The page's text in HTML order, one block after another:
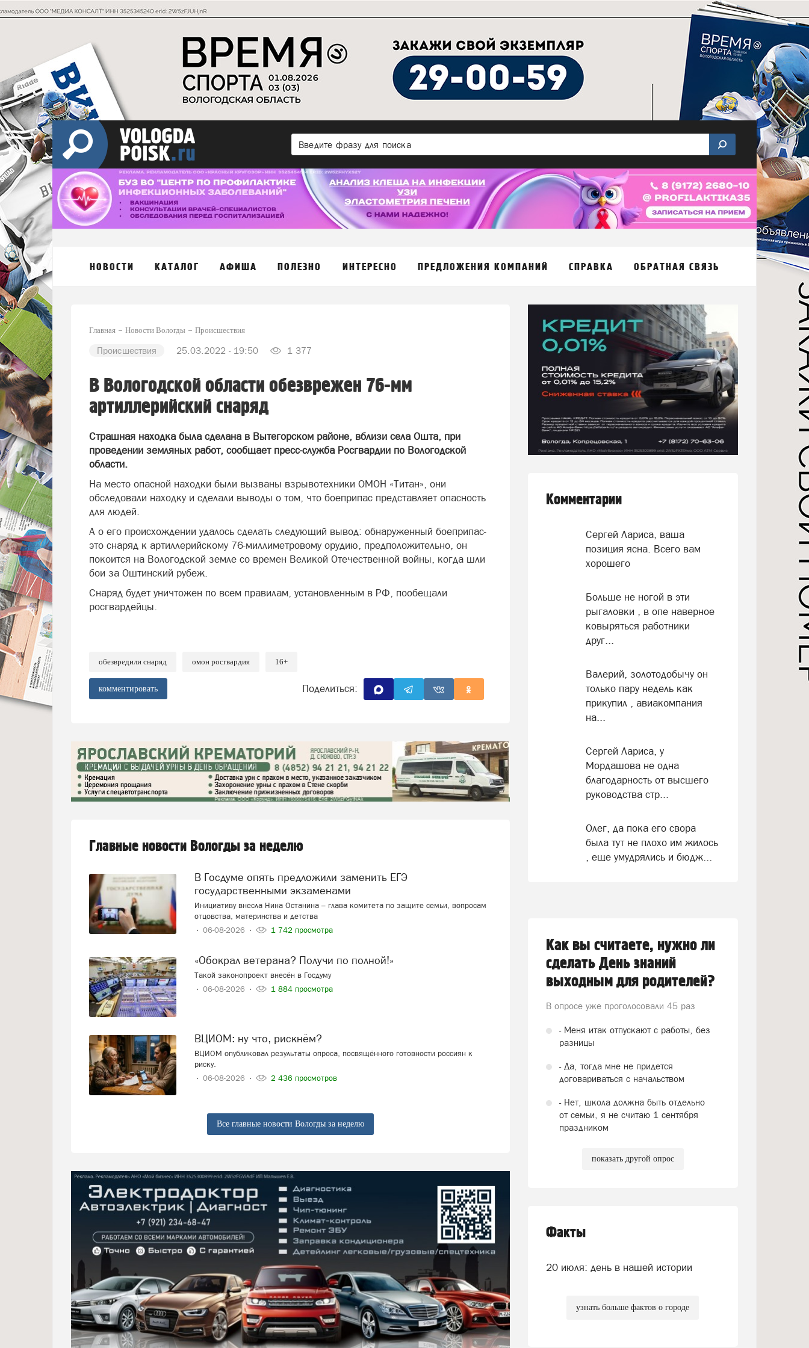
НОВОСТИ КАТАЛОГ АФИША ПОЛЕЗНО ИНТЕРЕСНО ПРЕДЛОЖЕНИЯ КОМПАНИЙ СПРАВКА ОБРАТНАЯ СВЯЗЬ
Главная Новости Вологды Происшествия
Происшествия 25.03.2022 - 19:50 1 377
В Вологодской области обезврежен 76-мм
артиллерийский снаряд
Страшная находка была сделана в Вытегорском районе, вблизи села Ошта, при
проведении земляных работ, сообщает пресс-служба Росгвардии по Вологодской
области.
На место опасной находки были вызваны взрывотехники ОМОН «Титан», они
обследовали находку и сделали выводы о том, что боеприпас представляет опасность
для людей.
А о его происхождении удалось сделать следующий вывод: обнаруженный боеприпас-
это снаряд к артиллерийскому 76-миллиметровому орудию, предположительно, он
покоится на Вологодской земле со времен Великой Отечественной войны, когда шли
бои за Оштинский рубеж.
Снаряд будет уничтожен по всем правилам, установленным в РФ, пообещали
росгвардейцы.
обезвредили снаряд омон росгвардия 16+
комментировать Поделиться:
Главные новости Вологды за неделю
В Госдуме опять предложили заменить ЕГЭ
государственными экзаменами
Инициативу внесла Нина Останина – глава комитета по защите семьи, вопросам
отцовства, материнства и детства
06-08-2026
1 742 просмотра
«Обокрал ветерана? Получи по полной!»
Такой законопроект внесён в Госдуму
06-08-2026
1 884 просмотра
ВЦИОМ: ну что, рискнём?
ВЦИОМ опубликовал результаты опроса, посвящённого готовности россиян к
риску.
06-08-2026
2 436 просмотров
Все главные новости Вологды за неделю
Комментарии
Сергей Лариса, ваша
позиция ясна. Всего вам
хорошего
Больше не ногой в эти
рыгаловки , в опе наверное
ковыряться работники
друг...
Валерий, золотодобычу он
только пару недель как
прикупил , авиакомпания
на...
Сергей Лариса, у
Мордашова не одна
благодарность от высшего
руководства стр...
Олег, да пока его свора
была тут не плохо им жилось
, еще умудрялись и бюдж...
Как вы считаете, нужно ли
сделать День знаний
выходным для родителей?
В опросе уже проголосовали 45 раз
- Меня итак отпускают с работы, без
разницы
- Да, тогда мне не придется
договариваться с начальством
- Нет, школа должна быть отдельно
от семьи, я не считаю 1 сентября
праздником
показать другой опрос
Факты
20 июля: день в нашей истории
узнать больше фактов о городе